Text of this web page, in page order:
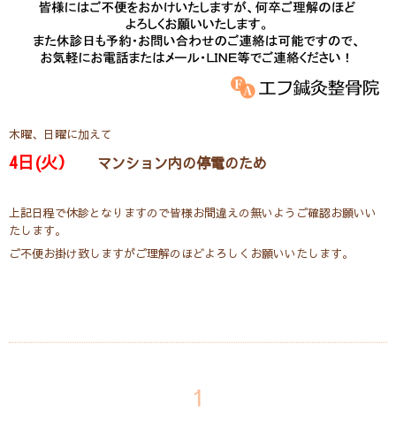
木曜、日曜に加えて
4日(火） マンション内の停電のため
上記日程で休診となりますので皆様お間違えの無いようご確認お願いい
たします。
ご不便お掛け致しますがご理解のほどよろしくお願いいたします。
1